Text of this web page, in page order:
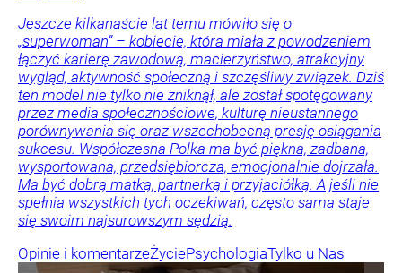
Jeszcze kilkanaście lat temu mówiło się o
„superwoman” – kobiecie, która miała z powodzeniem
łączyć karierę zawodową, macierzyństwo, atrakcyjny
wygląd, aktywność społeczną i szczęśliwy związek. Dziś
ten model nie tylko nie zniknął, ale został spotęgowany
przez media społecznościowe, kulturę nieustannego
porównywania się oraz wszechobecną presję osiągania
sukcesu. Współczesna Polka ma być piękna, zadbana,
wysportowana, przedsiębiorcza, emocjonalnie dojrzała.
Ma być dobrą matką, partnerką i przyjaciółką. A jeśli nie
spełnia wszystkich tych oczekiwań, często sama staje
się swoim najsurowszym sędzią.
Opinie i komentarzeŻyciePsychologiaTylko u Nas